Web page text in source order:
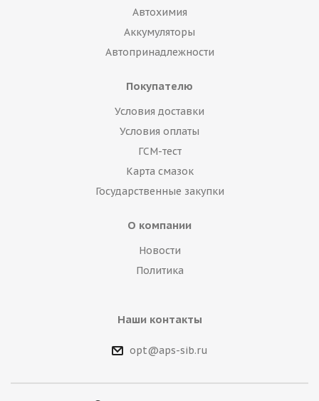
Автохимия
Аккумуляторы
Автопринадлежности
Покупателю
Условия доставки
Условия оплаты
ГСМ-тест
Карта смазок
Государственные закупки
О компании
Новости
Политика
Наши контакты
opt@aps-sib.ru